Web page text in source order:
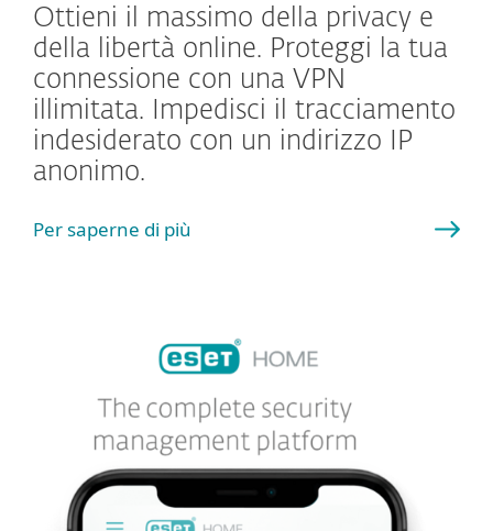
Ottieni il massimo della privacy e
della libertà online. Proteggi la tua
connessione con una VPN
illimitata. Impedisci il tracciamento
indesiderato con un indirizzo IP
anonimo.
Per saperne di più